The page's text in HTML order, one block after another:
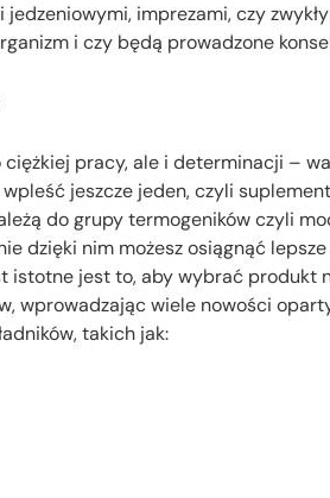
imprezami, czy
i czy będą prowadzone
pracy, ale i determinacji –
jeszcze jeden, czyli
do grupy termogeników czyli
dzięki nim możesz osiągnąć
istotne jest to, aby wybrać
wprowadzając wiele nowości
takich jak: